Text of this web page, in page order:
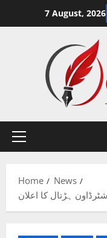
7 August, 2026
Primary
Home
News
ہڑتال کا اعلان